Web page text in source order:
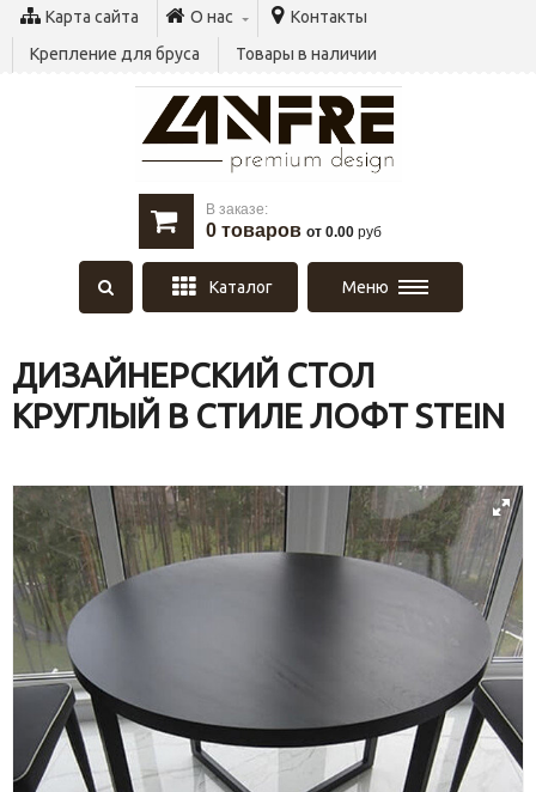
Карта сайта О нас
Контакты
Крепление для бруса
Товары в наличии
В заказе:
0 товаров от 0.00 руб
Каталог Меню
ДИЗАЙНЕРСКИЙ СТОЛ
КРУГЛЫЙ В СТИЛЕ ЛОФТ STEIN